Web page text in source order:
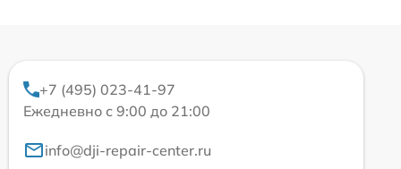
+7 (495) 023-41-97
Ежедневно с 9:00 до 21:00
info@dji-repair-center.ru